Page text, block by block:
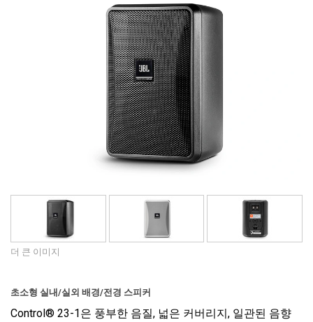
더 큰 이미지
초소형 실내/실외 배경/전경 스피커
Control® 23-1은 풍부한 음질, 넓은 커버리지, 일관된 음향